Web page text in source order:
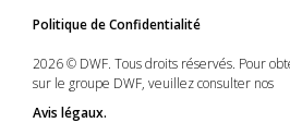
Politique de Confidentialité
2026 © DWF. Tous droits réservés. Pour
sur le groupe DWF, veuillez consulter nos
Avis légaux.